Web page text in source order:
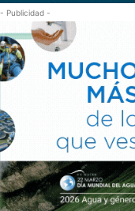
- Publicidad -